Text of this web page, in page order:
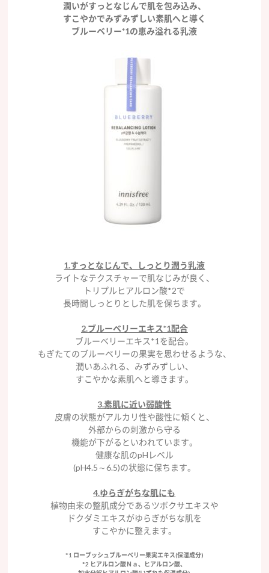
潤いがすっとなじんで肌を包み込み、
すこやかでみずみずしい素肌へと導く
ブルーベリー*1の恵み溢れる乳液
1.すっとなじんで、しっとり潤う乳液
ライトなテクスチャーで肌なじみが良く、
トリプルヒアルロン酸*2で
長時間しっとりとした肌を保ちます。
2.ブルーベリーエキス*1配合
ブルーベリーエキス*1を配合。
もぎたてのブルーベリーの果実を思わせるような、
潤いあふれる、みずみずしい、
すこやかな素肌へと導きます。
3.素肌に近い弱酸性
皮膚の状態がアルカリ性や酸性に傾くと、
外部からの刺激から守る
機能が下がるといわれています。
健康な肌のpHレベル
(pH4.5～6.5)の状態に保ちます。
4.ゆらぎがちな肌にも
植物由来の整肌成分であるツボクサエキスや
ドクダミエキスがゆらぎがちな肌を
すこやかに整えます。
*1 ローブッシュブルーベリー果実エキス(保湿成分)
*2 ヒアルロン酸Ｎａ、ヒアルロン酸、